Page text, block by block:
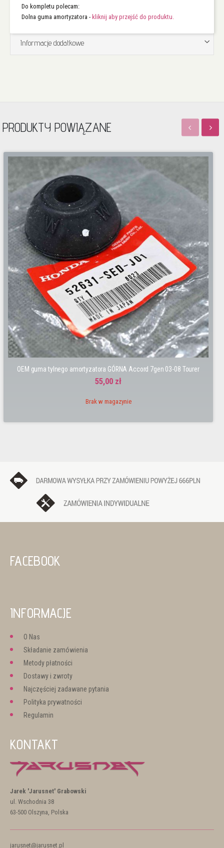
Do kompletu polecam:
Dolna guma amortyzatora - kliknij aby przejść do produktu.
Informacje dodatkowe
PRODUKTY POWIĄZANE
OEM guma tylnego amortyzatora GÓRNA Accord 7gen 03-08 Tourer
55,00 zł
Brak w magazynie
FACEBOOK
INFORMACJE
O Nas
Składanie zamówienia
Metody płatności
Dostawy i zwroty
Najczęściej zadawane pytania
Polityka prywatności
Regulamin
KONTAKT
Jarek 'Jarusnet' Grabowski
ul. Wschodnia 38
63-500 Olszyna, Polska
jarusnet@jarusnet.pl